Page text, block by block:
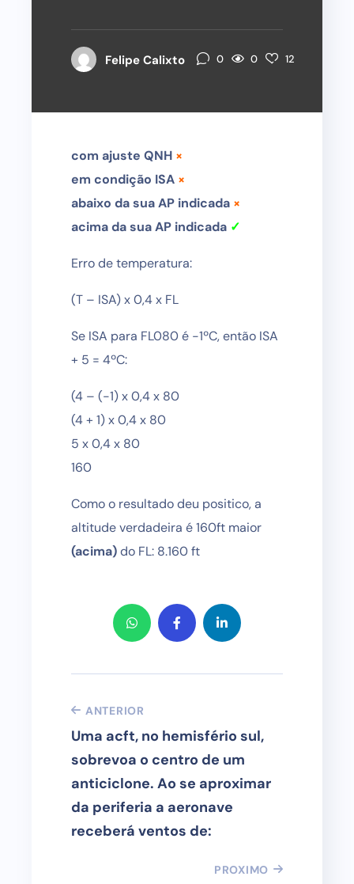
Felipe Calixto 0 0 12
com ajuste QNH ×
em condição ISA ×
abaixo da sua AP indicada ×
acima da sua AP indicada ✓
Erro de temperatura:
(T – ISA) x 0,4 x FL
Se ISA para FL080 é -1ºC, então ISA
+ 5 = 4ºC:
(4 – (-1) x 0,4 x 80
(4 + 1) x 0,4 x 80
5 x 0,4 x 80
160
Como o resultado deu positico, a
altitude verdadeira é 160ft maior
(acima)do FL: 8.160 ft
ANTERIOR
Uma acft, no hemisfério sul,
sobrevoa o centro de um
anticiclone. Ao se aproximar
da periferia a aeronave
receberá ventos de:
PROXIMO